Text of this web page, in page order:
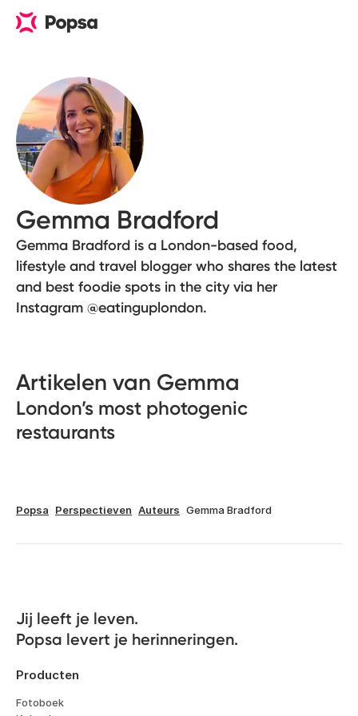
Gemma Bradford
Gemma Bradford is a London-based food,
lifestyle and travel blogger who shares the latest
and best foodie spots in the city via her
Instagram @eatinguplondon.
Artikelen van Gemma
London’s most photogenic
restaurants
Popsa Perspectieven Auteurs Gemma Bradford
Jij leeft je leven.
Popsa levert je herinneringen.
Producten
Fotoboek